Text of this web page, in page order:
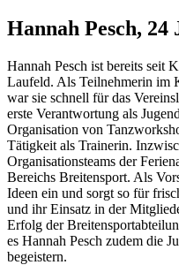
Hannah Pesch,
Hannah Pesch ist bereits seit
Laufeld. Als Teilnehmerin im
war sie schnell für das
erste Verantwortung als
Organisation von
Tätigkeit als Trainerin.
Organisationsteams der
Bereichs Breitensport. Als
Ideen ein und sorgt so für
und ihr Einsatz in der
Erfolg der
es Hannah Pesch zudem die
begeistern.